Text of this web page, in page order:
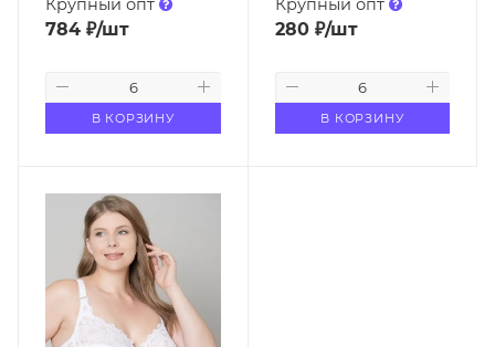
784 ₽/шт
В КОРЗИНУ
280₽/шт
В КОРЗИНУ